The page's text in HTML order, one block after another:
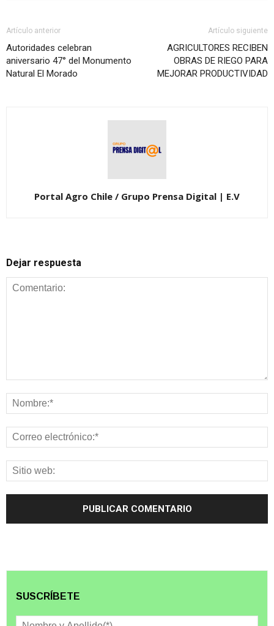
Artículo anterior
Autoridades celebran
aniversario 47° del Monumento
Natural El Morado
Artículo siguiente
AGRICULTORES RECIBEN
OBRAS DE RIEGO PARA
MEJORAR PRODUCTIVIDAD
Portal Agro Chile / Grupo Prensa Digital | E.V
Dejar respuesta
SUSCRÍBETE